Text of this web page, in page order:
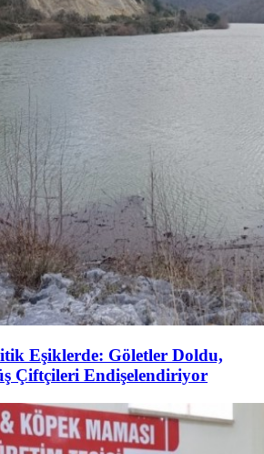
Eşiklerde: Göletler Doldu,
Çiftçileri Endişelendiriyor